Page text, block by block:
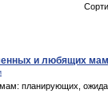
и любящих
планирующих,